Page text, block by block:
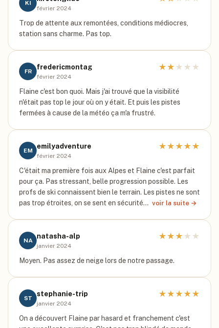
KI
février 2024
Trop de attente aux remontées, conditions médiocres,
station sans charme. Pas top.
FR
fredericmontag
février 2024
★ ★ ★ ★ ★
Flaine c'est bon quoi. Mais j'ai trouvé que la visibilité
n'était pas top le jour où on y était. Et puis les pistes
fermées à cause de la météo ça m'a frustré.
EM
emilyadventure
février 2024
★ ★ ★ ★ ★
C'était ma première fois aux Alpes et Flaine c'est parfait
pour ça. Pas stressant, belle progression possible. Les
profs de ski connaissent bien le terrain. Les pistes ne sont
pas trop étroites, on se sent en sécurité… voir la suite →
NA
natasha-alp
janvier 2024
★ ★ ★ ★ ★
Moyen. Pas assez de neige lors de notre passage.
ST
stephanie-trip
janvier 2024
★ ★ ★ ★ ★
On a découvert Flaine par hasard et franchement c'est